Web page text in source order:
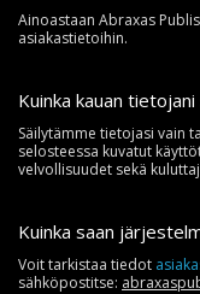
Ainoastaan Abraxas
asiakastietoihin.
Kuinka kauan
Säilytämme tietojasi vain
selosteessa kuvatut
velvollisuudet sekä
Kuinka saan
Voit tarkistaa tiedot
sähköpostitse: